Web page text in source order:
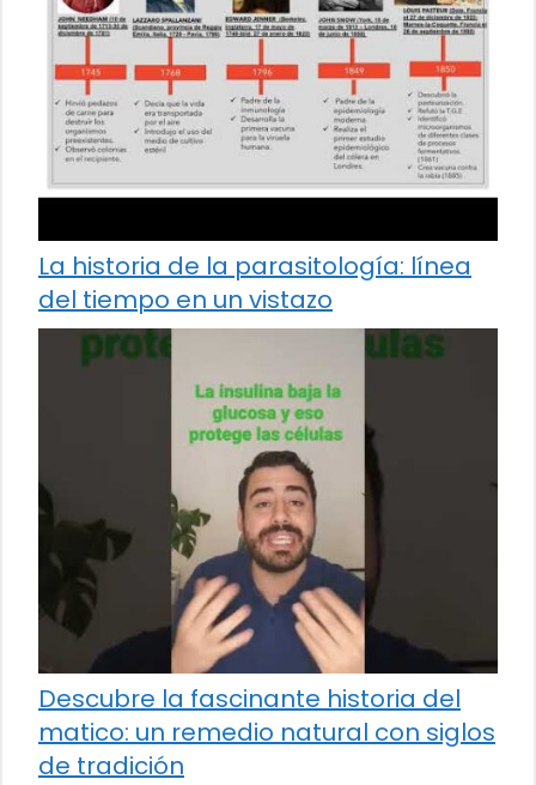
La historia de la parasitología: línea
del tiempo en un vistazo
Descubre la fascinante historia del
matico: un remedio natural con siglos
de tradición